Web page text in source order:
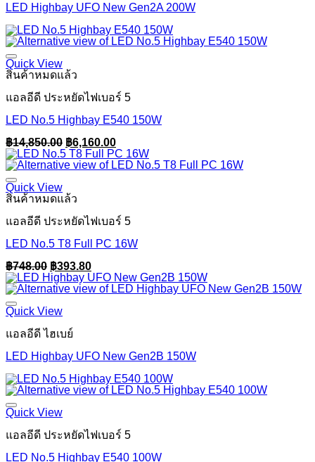
LED Highbay UFO New Gen2A 200W
Quick View
สินค้าหมดแล้ว
แอลอีดี ประหยัดไฟเบอร์ 5
LED No.5 Highbay E540 150W
฿14,850.00 Original
price
was:
฿6,160.00Current
price
is:
Quick View
สินค้าหมดแล้ว
แอลอีดี ประหยัดไฟเบอร์ 5
LED No.5 T8 Full PC 16W
฿748.00 Original
price
was:
฿393.80Current
price
is:
Quick View
แอลอีดี ไฮเบย์
LED Highbay UFO New Gen2B 150W
Quick View
แอลอีดี ประหยัดไฟเบอร์ 5
LED No.5 Highbay E540 100W